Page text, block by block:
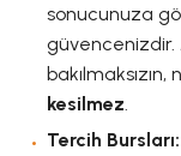
sonucunuza
kesilmez.
Tercih Bursları: